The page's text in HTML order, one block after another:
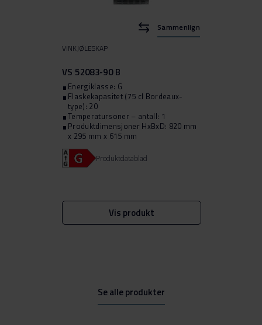
VINKJØLESKAP
VS 52083-90 B
Vis produkt
Energiklasse: G
Flaskekapasitet (75 cl Bordeaux-
type): 20
Temperatursoner – antall: 1
Produktdimensjoner HxBxD: 820 mm
x 295 mm x 615 mm
Produktdatablad
Sammenlign
Se alle produkter